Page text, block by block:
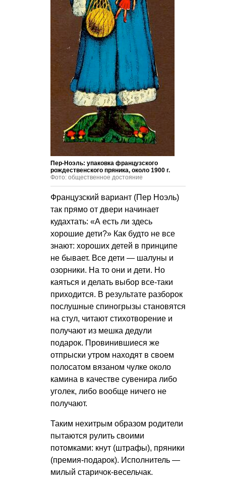
Пер-Ноэль: упаковка французского
рождественского пряника, около 1900 г.
Фото: общественное достояние
Французский вариант (Пер Ноэль)
так прямо от двери начинает
кудахтать: «А есть ли здесь
хорошие дети?» Как будто не все
знают: хороших детей в принципе
не бывает. Все дети — шалуны и
озорники. На то они и дети. Но
каяться и делать выбор все-таки
приходится. В результате разборок
послушные спиногрызы становятся
на стул, читают стихотворение и
получают из мешка дедули
подарок. Провинившиеся же
отпрыски утром находят в своем
полосатом вязаном чулке около
камина в качестве сувенира либо
уголек, либо вообще ничего не
получают.
Таким нехитрым образом родители
пытаются рулить своими
потомками: кнут (штрафы), пряники
(премия-подарок). Исполнитель —
милый старичок-весельчак.